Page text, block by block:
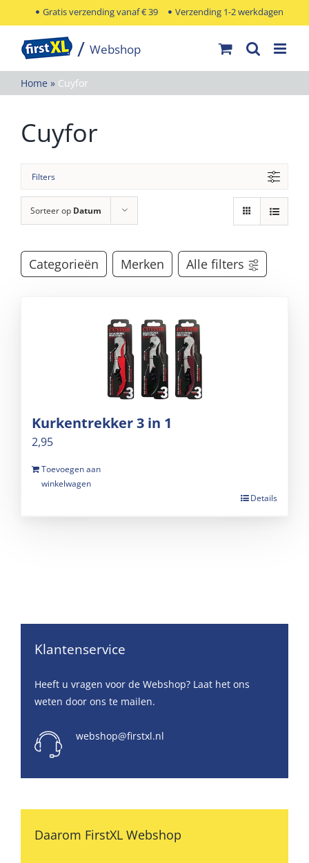
naar
inhoud
Gratis verzending vanaf € 39 Verzending 1-2 werkdagen
Home » Cuyfor
Cuyfor
Filters
Sorteer op Datum
Categorieën Merken Alle filters
Kurkentrekker 3 in 1
2,95
Toevoegen aan
winkelwagen
Details
Klantenservice
Heeft u vragen voor de Webshop? Laat het ons
weten door ons te mailen.
webshop@firstxl.nl
Daarom FirstXL Webshop